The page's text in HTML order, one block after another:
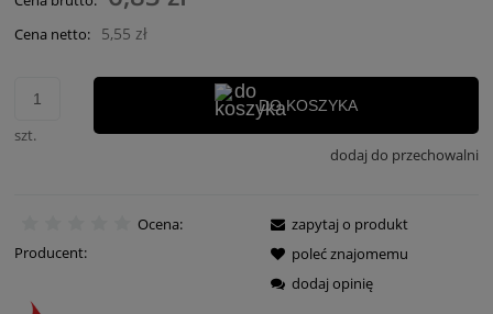
Cena netto: 5,55 zł
szt.
DO KOSZYKA
dodaj do przechowalni
Ocena:
Producent:
zapytaj o produkt
poleć znajomemu
dodaj opinię